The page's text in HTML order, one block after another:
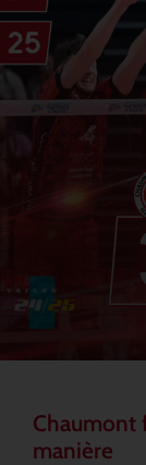
Chaumont
manière